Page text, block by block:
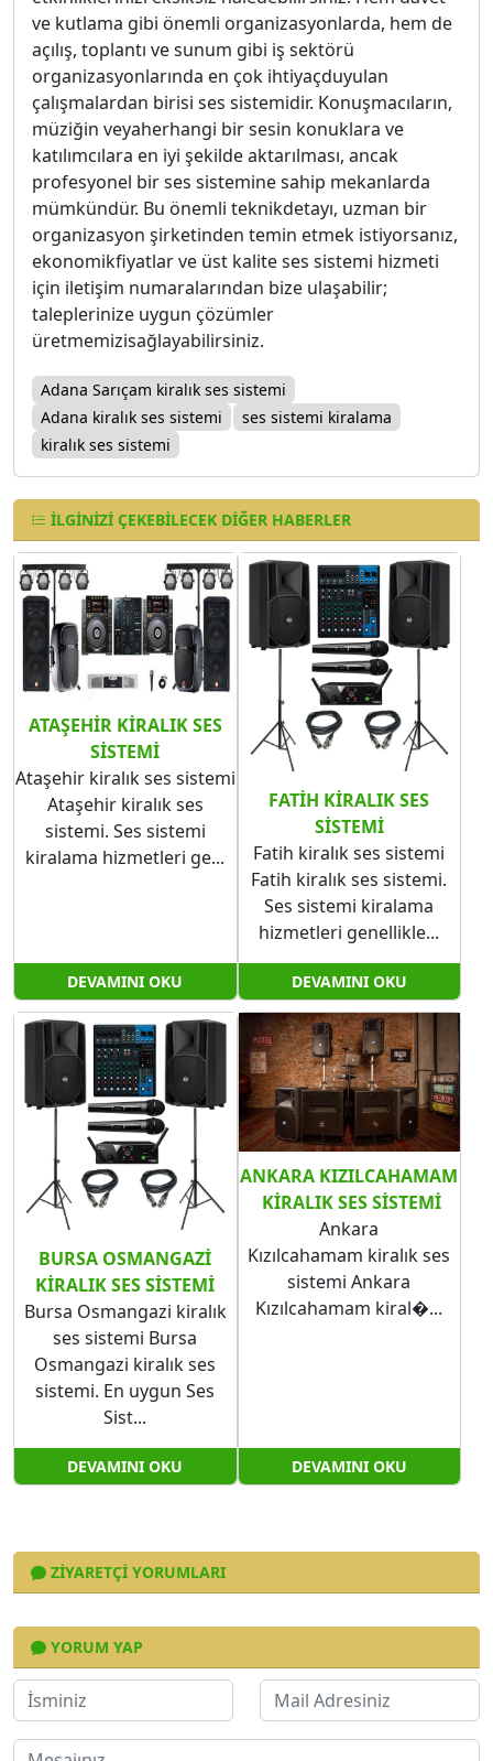
ve kutlama gibi önemli organizasyonlarda, hem de
açılış, toplantı ve sunum gibi iş sektörü
organizasyonlarında en çok ihtiyaçduyulan
çalışmalardan birisi ses sistemidir. Konuşmacıların,
müziğin veyaherhangi bir sesin konuklara ve
katılımcılara en iyi şekilde aktarılması, ancak
profesyonel bir ses sistemine sahip mekanlarda
mümkündür. Bu önemli teknikdetayı, uzman bir
organizasyon şirketinden temin etmek istiyorsanız,
ekonomikfiyatlar ve üst kalite ses sistemi hizmeti
için iletişim numaralarından bize ulaşabilir;
taleplerinize uygun çözümler
üretmemizisağlayabilirsiniz.
Adana Sarıçam kiralık ses sistemi
Adana kiralık ses sistemi
ses sistemi kiralama
kiralık ses sistemi
İLGINIZI ÇEKEBILECEK DIĞER HABERLER
ATAŞEHIR KIRALIK SES
SISTEMI
Ataşehir kiralık ses sistemi
Ataşehir kiralık ses
sistemi. Ses sistemi
kiralama hizmetleri ge...
DEVAMINI OKU
FATIH KIRALIK SES
SISTEMI
Fatih kiralık ses sistemi
Fatih kiralık ses sistemi.
Ses sistemi kiralama
hizmetleri genellikle...
DEVAMINI OKU
BURSA OSMANGAZI
KIRALIK SES SISTEMI
Bursa Osmangazi kiralık
ses sistemi Bursa
Osmangazi kiralık ses
sistemi. En uygun Ses
Sist...
DEVAMINI OKU
ANKARA KIZILCAHAMAM​​​​​​​
KIRALIK SES SISTEMI
Ankara
Kızılcahamam kiralık ses
sistemi Ankara
Kızılcahamam​​​​​​​ kiral�...
DEVAMINI OKU
ZIYARETÇI YORUMLARI
YORUM YAP